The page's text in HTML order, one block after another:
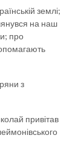
землі;
на наш
про
з
привітав